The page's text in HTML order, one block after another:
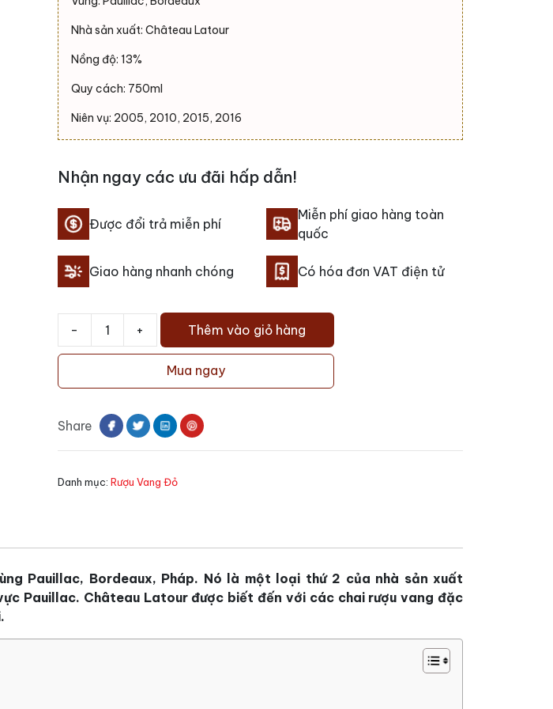
Nhà sản xuất: Château Latour
Nồng độ: 13%
Quy cách: 750ml
Niên vụ: 2005, 2010, 2015, 2016
Nhận ngay các ưu đãi hấp dẫn!
Được đổi trả miễn phí
Miễn phí giao hàng toàn
quốc
Giao hàng nhanh chóng Có hóa đơn VAT điện tử
-
vang
Latour
số
+ Thêm vào giỏ hàng
Mua ngay
Share
Danh mục: Rượu Vang Đỏ
Pauillac, Bordeaux, Pháp. Nó là một loại thứ 2 của nhà sản xuất
Pauillac. Château Latour được biết đến với các chai rượu vang đặc